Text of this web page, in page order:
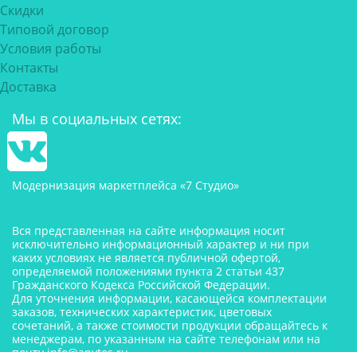
Скидки
Типовой договор
Условия работы
Контакты
Доставка
Мы в социальных сетях:
Модернизация маркетплейса «7 Студио»
Вся представленная на сайте информация носит
исключительно информационный характер и ни при
каких условиях не является публичной офертой,
определяемой положениями пункта 2 статьи 437
Гражданского Кодекса Российской Федерации.
Для уточнения информации, касающейся комплектации
заказов, технических характеристик, цветовых
сочетаний, а также стоимости продукции обращайтесь к
менеджерам, по указанным на сайте телефонам или на